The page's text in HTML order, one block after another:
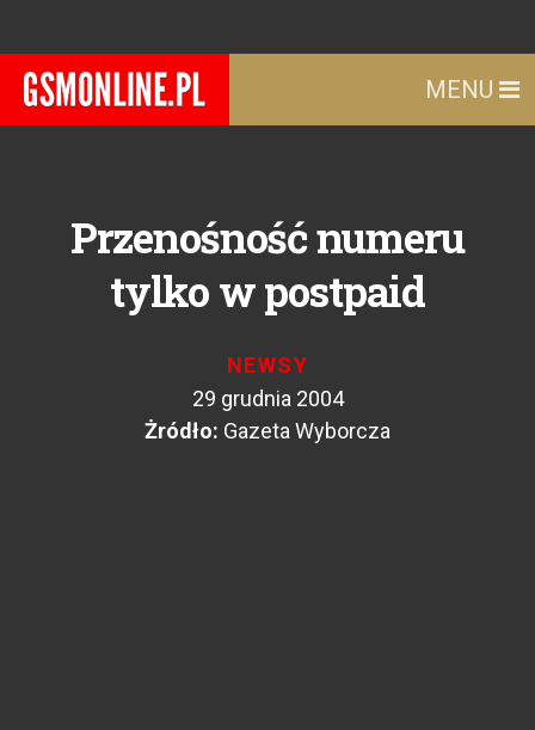
MENU
Przenośność numeru
tylko w postpaid
NEWSY
29 grudnia 2004
Żródło: Gazeta Wyborcza